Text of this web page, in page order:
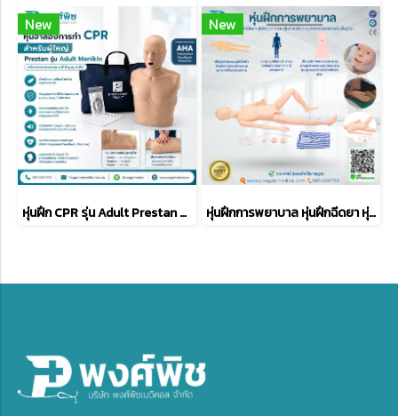
New
หุ่นฝึก CPR รุ่น Adult Prestan Manikin CPR Training with monitor
New
หุ่นฝึกการพยาบาล หุ่นฝึกฉีดยา หุ่นฝึกดูดเสมหะ หุ่นเจาะเลือด หุ่นฝึกการพยาบาลขั้นพื้นฐาน